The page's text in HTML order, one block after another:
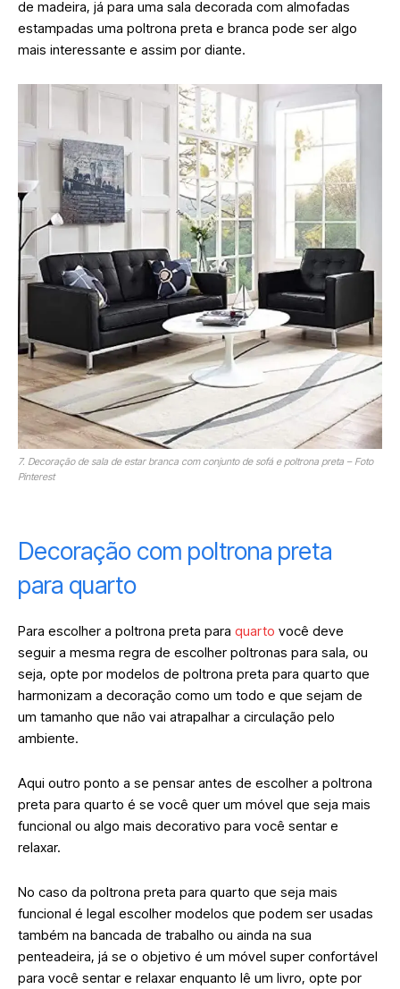
de madeira, já para uma sala decorada com almofadas
estampadas uma poltrona preta e branca pode ser algo
mais interessante e assim por diante.
7. Decoração de sala de estar branca com conjunto de sofá e poltrona preta – Foto
Pinterest
Decoração com poltrona preta
para quarto
Para escolher a poltrona preta para quarto você deve
seguir a mesma regra de escolher poltronas para sala, ou
seja, opte por modelos de poltrona preta para quarto que
harmonizam a decoração como um todo e que sejam de
um tamanho que não vai atrapalhar a circulação pelo
ambiente.
Aqui outro ponto a se pensar antes de escolher a poltrona
preta para quarto é se você quer um móvel que seja mais
funcional ou algo mais decorativo para você sentar e
relaxar.
No caso da poltrona preta para quarto que seja mais
funcional é legal escolher modelos que podem ser usadas
também na bancada de trabalho ou ainda na sua
penteadeira, já se o objetivo é um móvel super confortável
para você sentar e relaxar enquanto lê um livro, opte por